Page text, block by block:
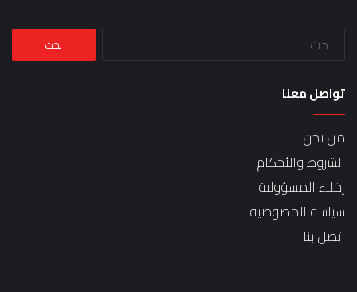
البحث
تواصل معنا
من نحن
الشروط والأحكام
إخلاء المسؤولية
سياسة الخصوصية
اتصل بنا